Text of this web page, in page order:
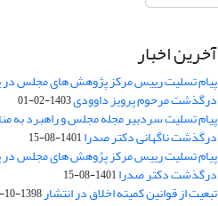
آخرین اخبار
پیام تسلیت رییس مرکز پژوهش های مجلس در
درگذشت مرحوم پرویز داوودی1403-02-01
پیام تسلیت سردبیر مجله مجلس و راهبرد به
درگذشت ناگهانی دکتر صدرا1401-08-15
پیام تسلیت رییس مرکز پژوهش های مجلس در
درگذشت دکتر صدرا1401-08-15
تبعیت از قوانین کمیته اخلاق در انتشار1398-10-23